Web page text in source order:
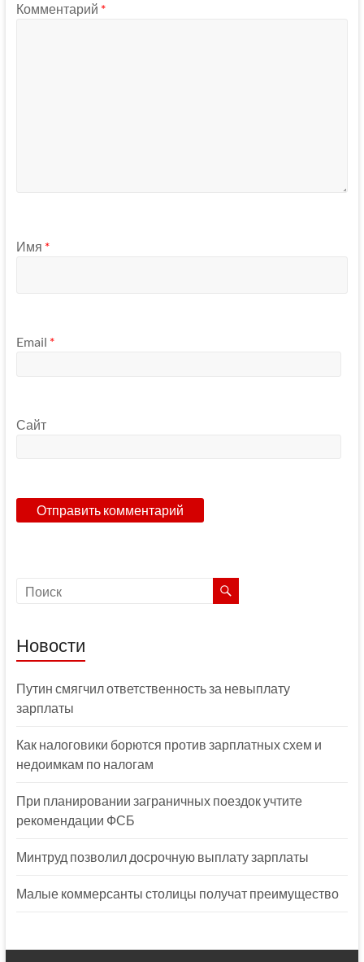
Комментарий *
Имя *
Email *
Сайт
Новости
Путин смягчил ответственность за невыплату
зарплаты
Как налоговики борются против зарплатных схем и
недоимкам по налогам
При планировании заграничных поездок учтите
рекомендации ФСБ
Минтруд позволил досрочную выплату зарплаты
Малые коммерсанты столицы получат преимущество